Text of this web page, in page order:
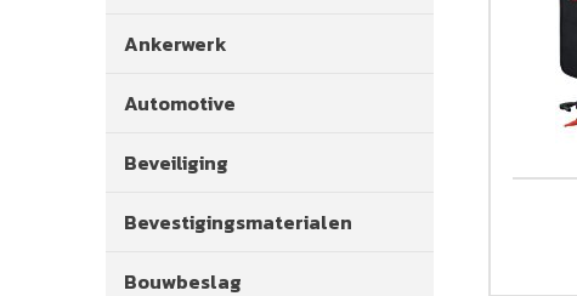
Ankerwerk
Automotive
Beveiliging
Bevestigingsmaterialen
Bouwbeslag